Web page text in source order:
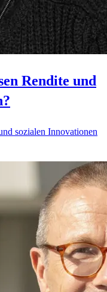
Rendite und
sozialen Innovationen